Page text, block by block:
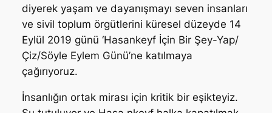
diyerek yaşam ve dayanışmayı seven insanları
ve sivil toplum örgütlerini küresel düzeyde 14
Eylül 2019 günü ‘Hasankeyf İçin Bir Şey-Yap/
Çiz/Söyle Eylem Günü’ne katılmaya
çağırıyoruz.
İnsanlığın ortak mirası için kritik bir eşikteyiz.